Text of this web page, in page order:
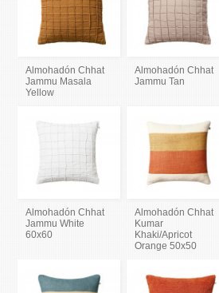
Almohadón Chhat
Jammu Masala
Yellow
Almohadón Chhat
Jammu Tan
Almohadón Chhat
Jammu White
60x60
Almohadón Chhat
Kumar
Khaki/Apricot
Orange 50x50